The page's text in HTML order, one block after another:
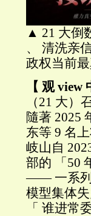
▲ 21 大倒
、 清洗亲
政权当前
【 观 view
（21 大
隨著 2025
东等 9 名
岐山自
部的 「50
—— 一系列
模型集体
「 谁进常